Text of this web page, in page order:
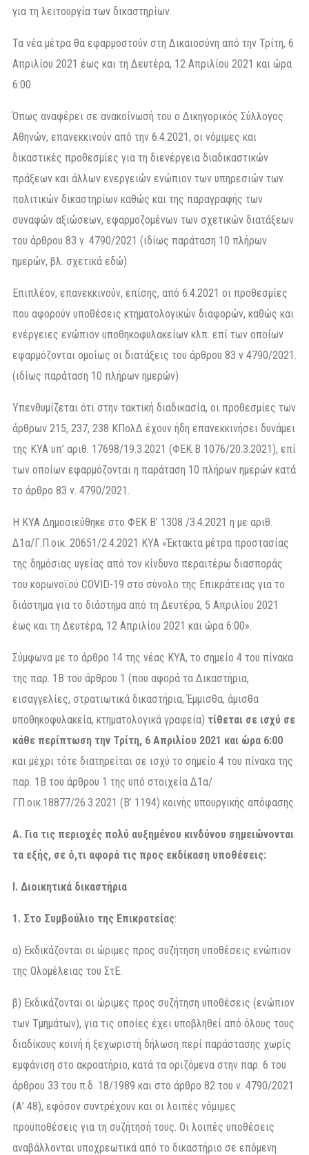
για τη λειτουργία των δικαστηρίων.
Τα νέα μέτρα θα εφαρμοστούν στη Δικαιοσύνη από την Τρίτη, 6
Απριλίου 2021 έως και τη Δευτέρα, 12 Απριλίου 2021 και ώρα
6:00.
Όπως αναφέρει σε ανακοίνωσή του ο Δικηγορικός Σύλλογος
Αθηνών, επανεκκινούν από την 6.4.2021, οι νόμιμες και
δικαστικές προθεσμίες για τη διενέργεια διαδικαστικών
πράξεων και άλλων ενεργειών ενώπιον των υπηρεσιών των
πολιτικών δικαστηρίων καθώς και της παραγραφής των
συναφών αξιώσεων, εφαρμοζομένων των σχετικών διατάξεων
του άρθρου 83 ν. 4790/2021 (ιδίως παράταση 10 πλήρων
ημερών, βλ. σχετικά εδώ).
Επιπλέον, επανεκκινούν, επίσης, από 6.4.2021 οι προθεσμίες
που αφορούν υποθέσεις κτηματολογικών διαφορών, καθώς και
ενέργειες ενώπιον υποθηκοφυλακείων κλπ. επί των οποίων
εφαρμόζονται ομοίως οι διατάξεις του άρθρου 83 ν 4790/2021.
(ιδίως παράταση 10 πλήρων ημερών)
Υπενθυμίζεται ότι στην τακτική διαδικασία, οι προθεσμίες των
άρθρων 215, 237, 238 ΚΠολΔ έχουν ήδη επανεκκινήσει δυνάμει
της ΚΥΑ υπ’ αριθ. 17698/19.3.2021 (ΦΕΚ Β 1076/20.3.2021), επί
των οποίων εφαρμόζονται η παράταση 10 πλήρων ημερών κατά
το άρθρο 83 ν. 4790/2021.
Η ΚΥΑ Δημοσιεύθηκε στο ΦΕΚ Β’ 1308 /3.4.2021 η με αριθ.
Δ1α/Γ.Π.οικ. 20651/2.4.2021 ΚΥΑ «Έκτακτα μέτρα προστασίας
της δημόσιας υγείας από τον κίνδυνο περαιτέρω διασποράς
του κορωνοϊού COVID-19 στο σύνολο της Επικράτειας για το
διάστημα για το διάστημα από τη Δευτέρα, 5 Απριλίου 2021
έως και τη Δευτέρα, 12 Απριλίου 2021 και ώρα 6:00».
Σύμφωνα με το άρθρο 14 της νέας ΚΥΑ, το σημείο 4 του πίνακα
της παρ. 1Β του άρθρου 1 (που αφορά τα Δικαστήρια,
εισαγγελίες, στρατιωτικά δικαστήρια, Έμμισθα, άμισθα
υποθηκοφυλακεία, κτηματολογικά γραφεία) τίθεται σε ισχύ σε
κάθε περίπτωση την Τρίτη, 6 Απριλίου 2021 και ώρα 6:00
και μέχρι τότε διατηρείται σε ισχύ το σημείο 4 του πίνακα της
παρ. 1Β του άρθρου 1 της υπό στοιχεία Δ1α/
ΓΠ.οικ.18877/26.3.2021 (Β’ 1194) κοινής υπουργικής απόφασης.
Α. Για τις περιοχές πολύ αυξημένου κινδύνου σημειώνονται
τα εξής, σε ό,τι αφορά τις προς εκδίκαση υποθέσεις:
Ι. Διοικητικά δικαστήρια
1. Στο Συμβούλιο της Επικρατείας:
α) Εκδικάζονται οι ώριμες προς συζήτηση υποθέσεις ενώπιον
της Ολομέλειας του ΣτΕ.
β) Εκδικάζονται οι ώριμες προς συζήτηση υποθέσεις (ενώπιον
των Τμημάτων), για τις οποίες έχει υποβληθεί από όλους τους
διαδίκους κοινή ή ξεχωριστή δήλωση περί παράστασης χωρίς
εμφάνιση στο ακροατήριο, κατά τα οριζόμενα στην παρ. 6 του
άρθρου 33 του π.δ. 18/1989 και στο άρθρο 82 του ν. 4790/2021
(Α’ 48), εφόσον συντρέχουν και οι λοιπές νόμιμες
προϋποθέσεις για τη συζήτησή τους. Oι λοιπές υποθέσεις
αναβάλλονται υποχρεωτικά από το δικαστήριο σε επόμενη